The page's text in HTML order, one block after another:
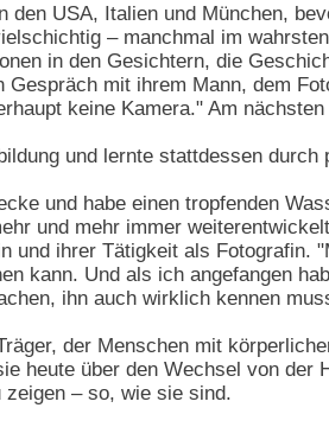
USA, Italien und München,
– manchmal im
in den Gesichtern, die
mit ihrem Mann, dem
keine Kamera." Am
und lernte stattdessen durch
und habe einen tropfenden
und mehr immer
und ihrer Tätigkeit als Fotografin.
kann. Und als ich angefangen
ihn auch wirklich kennen
der Menschen mit
heute über den Wechsel von
– so, wie sie sind.